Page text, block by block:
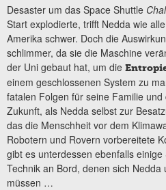
Desaster um das Space Shuttle
Start explodierte, trifft Nedda wie
Amerika schwer. Doch die
schlimmer, da sie die Maschine
der Uni gebaut hat, um die
einem geschlossenen System zu
fatalen Folgen für seine Familie
Zukunft, als Nedda selbst zur
das die Menschheit vor dem
Robotern und Rovern vorbereitete
gibt es unterdessen ebenfalls
Technik an Bord, denen sich Nedda
müssen …